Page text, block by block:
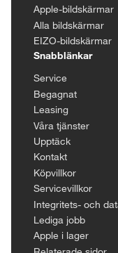
Apple-bildskärmar
Alla bildskärmar
EIZO-bildskärmar
Snabblänkar
Service
Begagnat
Leasing
Våra tjänster
Upptäck
Kontakt
Köpvillkor
Servicevillkor
Integritets- och
Lediga jobb
Apple i lager